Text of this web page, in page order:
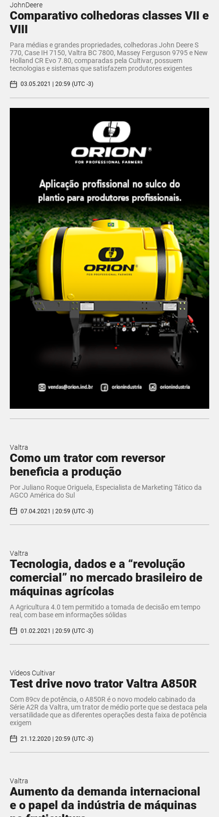
JohnDeere
Comparativo colhedoras classes VII e
VIII
Para médias e grandes propriedades, colhedoras John Deere S
770, Case IH 7150, Valtra BC 7800, Massey Ferguson 9795 e New
Holland CR Evo 7.80, comparadas pela Cultivar, possuem
tecnologias e sistemas que satisfazem produtores exigentes
03.05.2021 | 20:59 (UTC -3)
Valtra
Como um trator com reversor
beneficia a produção
Por Juliano Roque Origuela, Especialista de Marketing Tático da
AGCO América do Sul
07.04.2021 | 20:59 (UTC -3)
Valtra
Tecnologia, dados e a “revolução
comercial” no mercado brasileiro de
máquinas agrícolas
A Agricultura 4.0 tem permitido a tomada de decisão em tempo
real, com base em informações sólidas
01.02.2021 | 20:59 (UTC -3)
Vídeos Cultivar
Test drive novo trator Valtra A850R
Com 89cv de potência, o A850R é o novo modelo cabinado da
Série A2R da Valtra, um trator de médio porte que se destaca pela
versatilidade que as diferentes operações desta faixa de potência
exigem
21.12.2020 | 20:59 (UTC -3)
Valtra
Aumento da demanda internacional
e o papel da indústria de máquinas